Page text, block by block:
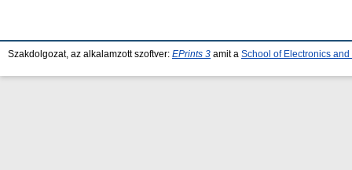
Szakdolgozat, az alkalamzott szoftver: EPrints 3 amit a School of Electronics